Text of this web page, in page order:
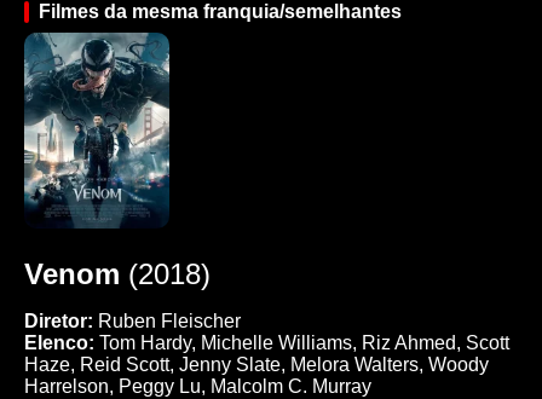
Filmes da mesma franquia/semelhantes
Venom (2018)
Diretor: Ruben Fleischer
Elenco: Tom Hardy, Michelle Williams, Riz Ahmed, Scott
Haze, Reid Scott, Jenny Slate, Melora Walters, Woody
Harrelson, Peggy Lu, Malcolm C. Murray